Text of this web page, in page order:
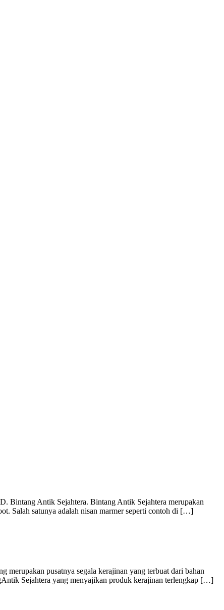
Bintang Antik Sejahtera. Bintang Antik Sejahtera merupakan
Salah satunya adalah nisan marmer seperti contoh di […]
pusatnya segala kerajinan yang terbuat dari bahan
Sejahtera yang menyajikan produk kerajinan terlengkap […]